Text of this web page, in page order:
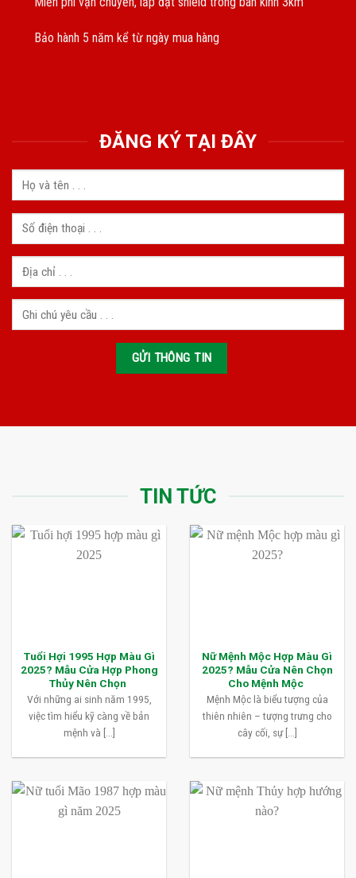
Bảo hành 5 năm kể từ ngày mua hàng
ĐĂNG KÝ TẠI ĐÂY
TIN TỨC
Tuổi Hợi 1995 Hợp Màu Gì
2025? Mẫu Cửa Hợp Phong
Thủy Nên Chọn
Với những ai sinh năm 1995,
việc tìm hiểu kỹ càng về bản
mệnh và [...]
Nữ Mệnh Mộc Hợp Màu Gì
2025? Mẫu Cửa Nên Chọn
Cho Mệnh Mộc
Mệnh Mộc là biểu tượng của
thiên nhiên – tượng trưng cho
cây cối, sự [...]